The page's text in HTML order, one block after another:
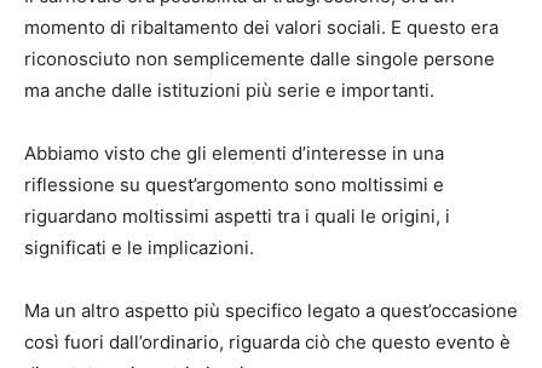
momento di ribaltamento dei valori sociali. E questo era
riconosciuto non semplicemente dalle singole persone
ma anche dalle istituzioni più serie e importanti.
Abbiamo visto che gli elementi d’interesse in una
riflessione su quest’argomento sono moltissimi e
riguardano moltissimi aspetti tra i quali le origini, i
significati e le implicazioni.
Ma un altro aspetto più specifico legato a quest’occasione
così fuori dall’ordinario, riguarda ciò che questo evento è